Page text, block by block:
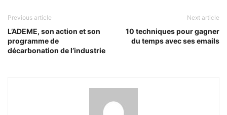
Previous article
L’ADEME, son action et son
programme de
décarbonation de l’industrie
Next article
10 techniques pour gagner
du temps avec ses emails